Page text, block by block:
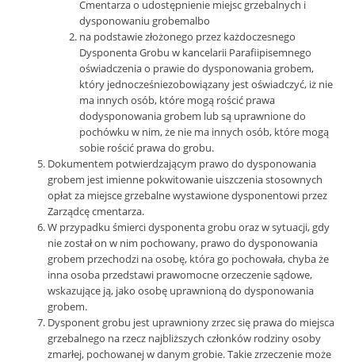
Cmentarza o udostępnienie miejsc grzebalnych i
dysponowaniu grobemalbo
na podstawie złożonego przez każdoczesnego
Dysponenta Grobu w kancelarii Parafiipisemnego
oświadczenia o prawie do dysponowania grobem,
który jednocześniezobowiązany jest oświadczyć, iż nie
ma innych osób, które mogą rościć prawa
dodysponowania grobem lub są uprawnione do
pochówku w nim, że nie ma innych osób, które mogą
sobie rościć prawa do grobu.
Dokumentem potwierdzającym prawo do dysponowania
grobem jest imienne pokwitowanie uiszczenia stosownych
opłat za miejsce grzebalne wystawione dysponentowi przez
Zarządcę cmentarza.
W przypadku śmierci dysponenta grobu oraz w sytuacji, gdy
nie został on w nim pochowany, prawo do dysponowania
grobem przechodzi na osobę, która go pochowała, chyba że
inna osoba przedstawi prawomocne orzeczenie sądowe,
wskazujące ją, jako osobę uprawnioną do dysponowania
grobem.
Dysponent grobu jest uprawniony zrzec się prawa do miejsca
grzebalnego na rzecz najbliższych członków rodziny osoby
zmarłej, pochowanej w danym grobie. Takie zrzeczenie może